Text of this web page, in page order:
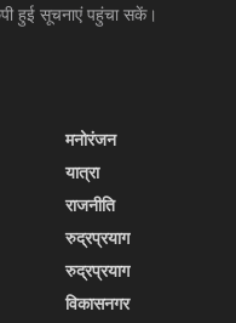
हुई सूचनाएं पहुंचा सकें।
मनोरंजन
यात्रा
राजनीति
रुद्रप्रयाग
रुद्रप्रयाग
विकासनगर